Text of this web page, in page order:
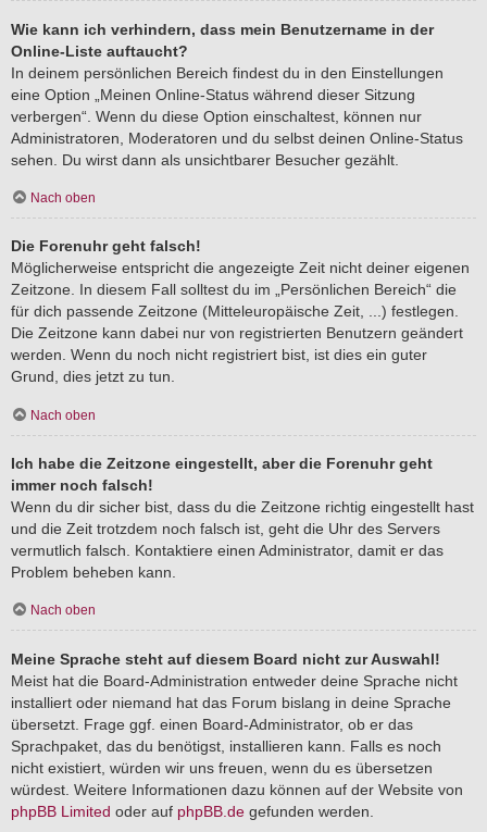
Wie kann ich verhindern, dass mein Benutzername in der
Online-Liste auftaucht?
In deinem persönlichen Bereich findest du in den Einstellungen
eine Option „Meinen Online-Status während dieser Sitzung
verbergen“. Wenn du diese Option einschaltest, können nur
Administratoren, Moderatoren und du selbst deinen Online-Status
sehen. Du wirst dann als unsichtbarer Besucher gezählt.
Nach oben
Die Forenuhr geht falsch!
Möglicherweise entspricht die angezeigte Zeit nicht deiner eigenen
Zeitzone. In diesem Fall solltest du im „Persönlichen Bereich“ die
für dich passende Zeitzone (Mitteleuropäische Zeit, ...) festlegen.
Die Zeitzone kann dabei nur von registrierten Benutzern geändert
werden. Wenn du noch nicht registriert bist, ist dies ein guter
Grund, dies jetzt zu tun.
Nach oben
Ich habe die Zeitzone eingestellt, aber die Forenuhr geht
immer noch falsch!
Wenn du dir sicher bist, dass du die Zeitzone richtig eingestellt hast
und die Zeit trotzdem noch falsch ist, geht die Uhr des Servers
vermutlich falsch. Kontaktiere einen Administrator, damit er das
Problem beheben kann.
Nach oben
Meine Sprache steht auf diesem Board nicht zur Auswahl!
Meist hat die Board-Administration entweder deine Sprache nicht
installiert oder niemand hat das Forum bislang in deine Sprache
übersetzt. Frage ggf. einen Board-Administrator, ob er das
Sprachpaket, das du benötigst, installieren kann. Falls es noch
nicht existiert, würden wir uns freuen, wenn du es übersetzen
würdest. Weitere Informationen dazu können auf der Website von
phpBB Limited oder auf phpBB.de gefunden werden.